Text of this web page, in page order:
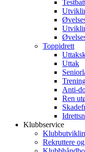
Toppidrett
Uttak
Anti-
Ren
Klubbservice
Rekruttere